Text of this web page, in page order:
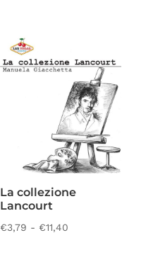
€4,74
a
€13,30
La collezione
Lancourt
€3,79 - €11,40